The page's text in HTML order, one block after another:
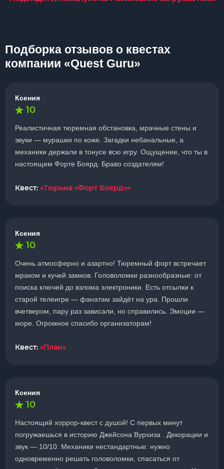
Подборка отзывов о квестах
компании «Quest Guru»
Ксения
10
Реалистичная тюремная обстановка, мрачные стены и
звуки — мурашки по коже. Загадки небанальные, а
механики держали в тонусе всю игру. Ощущение, что ты в
настоящем Форте Боярд. Браво создателям!
Квест: «Тюрьма «Форт Боярд»»
Ксения
10
Очень атмосферно и азартно! Тюремный форт встречает
мраком и кучей замков. Головоломки разнообразные: от
поиска ключей до взлома электроники. Есть отсылки к
старой телеигре — фанатам зайдёт на ура. Прошли
вчетвером, пару раз зависали, но справились. Эмоции —
море. Огромное спасибо организаторам!
Квест: «План»
Ксения
10
Настоящий хоррор-квест с душой! С первых минут
погружаешься в историю Джейсона Вурхиза . Декорации и
звук — 10/10. Механики нестандартные: нужно
одновременно решать головоломки, спасаться от